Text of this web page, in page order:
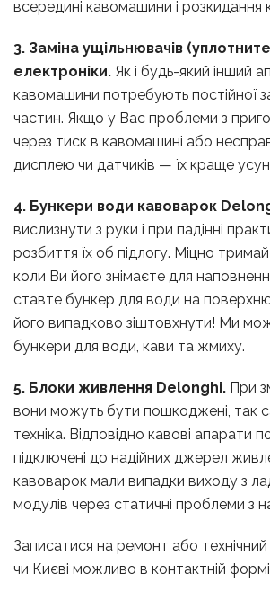
всередині кавомашини і розкидання
3. Заміна ущільнювачів
електроніки. Як і будь-який інший
кавомашини потребують постійної
частин. Якщо у Вас проблеми з
через тиск в кавомашині або
дисплею чи датчиків — їх краще
4. Бункери води кавоварок
вислизнути з руки і при падінні
розбиття їх об підлогу. Міцно
коли Ви його знімаєте для
ставте бункер для води на
його випадково зіштовхнути! Ми
бункери для води, кави та жмиху.
5. Блоки живлення Delonghi. При
вони можуть бути пошкоджені, так
техніка. Відповідно кавові апарати
підключені до надійних джерел
кавоварок мали випадки виходу з
модулів через статичні проблеми з
Записатися на ремонт або технічний
чи Києві можливо в контактній